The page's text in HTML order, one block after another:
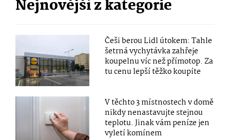
Nejnovější z kategorie
Češi berou Lidl útokem: Tahle
šetrná vychytávka zahřeje
koupelnu víc než přímotop. Za
tu cenu lepší těžko koupíte
V těchto 3 místnostech v domě
nikdy nenastavujte stejnou
teplotu. Jinak vám peníze jen
vyletí komínem